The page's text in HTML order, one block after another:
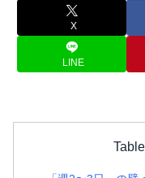
X
LINE